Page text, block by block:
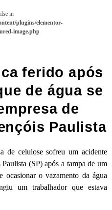
in
plugins/elementor-
image.php
ferido após
de água se
de
Paulista
de celulose sofreu um acidente
(SP) após a tampa de um
ocasionar o vazamento da água
um trabalhador que estava